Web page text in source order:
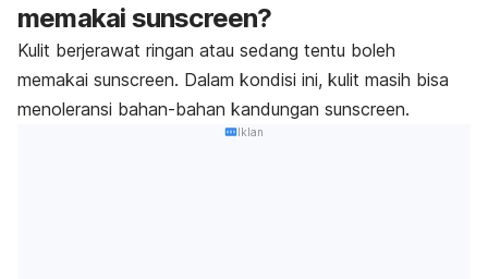
memakai sunscreen?
Kulit berjerawat ringan atau sedang tentu boleh
memakai sunscreen. Dalam kondisi ini, kulit masih bisa
menoleransi bahan-bahan kandungan sunscreen.
Iklan